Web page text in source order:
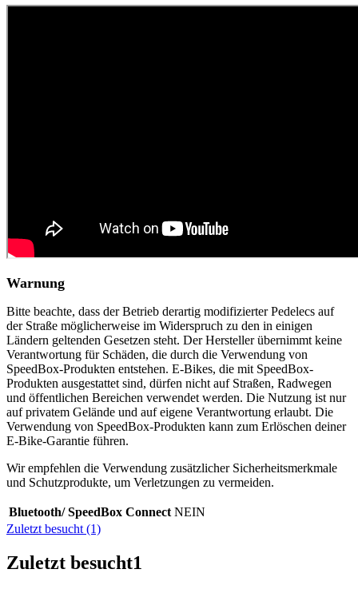
Warnung
Bitte beachte, dass der Betrieb derartig modifizierter Pedelecs auf
der Straße möglicherweise im Widerspruch zu den in einigen
Ländern geltenden Gesetzen steht. Der Hersteller übernimmt keine
Verantwortung für Schäden, die durch die Verwendung von
SpeedBox-Produkten entstehen. E-Bikes, die mit SpeedBox-
Produkten ausgestattet sind, dürfen nicht auf Straßen, Radwegen
und öffentlichen Bereichen verwendet werden. Die Nutzung ist nur
auf privatem Gelände und auf eigene Verantwortung erlaubt. Die
Verwendung von SpeedBox-Produkten kann zum Erlöschen deiner
E-Bike-Garantie führen.
Wir empfehlen die Verwendung zusätzlicher Sicherheitsmerkmale
und Schutzprodukte, um Verletzungen zu vermeiden.
Bluetooth/ SpeedBox Connect NEIN
Zuletzt besucht (1)
Zuletzt besucht1